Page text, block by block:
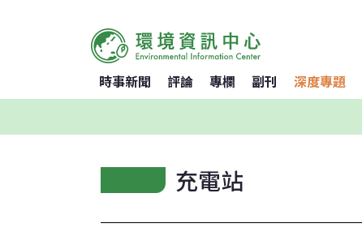
時事新聞 評論 專欄 副刊 深度專題
充電站